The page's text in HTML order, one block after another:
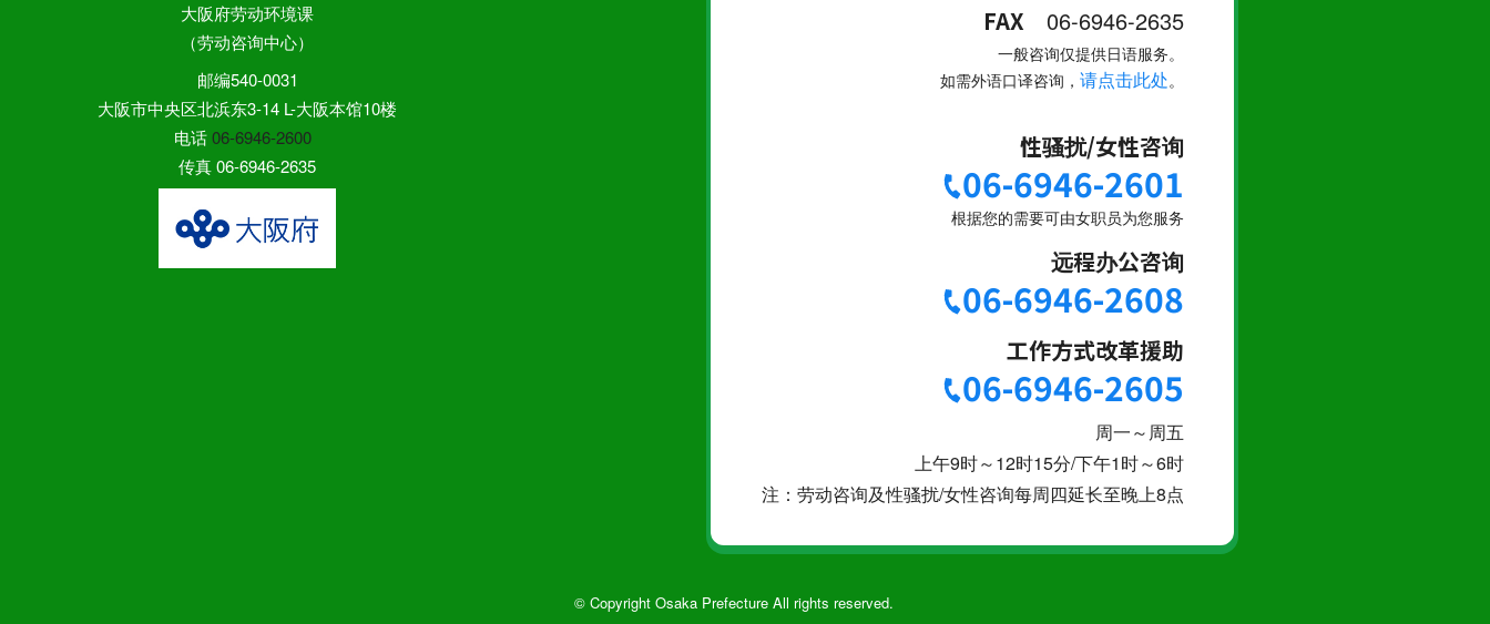
大阪府劳动环境课
（劳动咨询中心）
邮编540-0031
大阪市中央区北浜东3-14 L-大阪本馆10楼
电话06-6946-2600
传真 06-6946-2635
FAX 06-6946-2635
一般咨询仅提供日语服务。
如需外语口译咨询， 请点击此处。
性骚扰/女性咨询
06-6946-2601
根据您的需要可由女职员为您服务
远程办公咨询
06-6946-2608
工作方式改革援助
06-6946-2605
周一～周五
上午9时～12时15分/下午1时～6时
注：劳动咨询及性骚扰/女性咨询每周四延长至晚上8点
© Copyright Osaka Prefecture All rights reserved.